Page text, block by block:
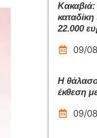
22.000
09/
Η
έκθεση
09/